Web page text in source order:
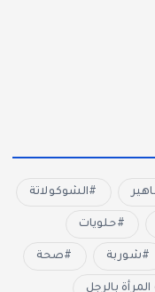
الشوكولاتة
حلويات
شوربة صحة
بالرجل